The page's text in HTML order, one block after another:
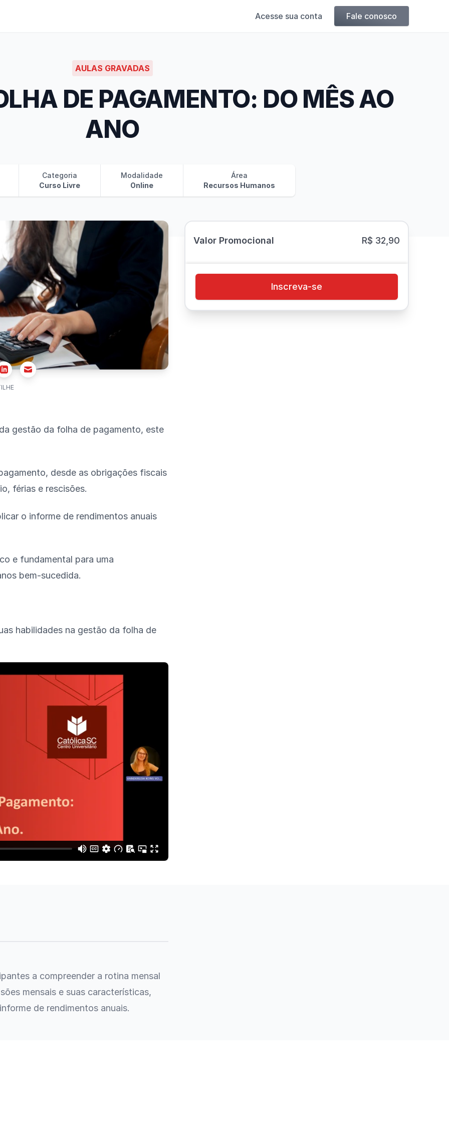
Acesse sua conta Fale conosco
AULAS GRAVADAS
DE PAGAMENTO: DO MÊS AO
ANO
Categoria
Curso Livre
Modalidade
Online
Área
Recursos Humanos
LinkedinEmail
gestão da folha de pagamento, este
desde as obrigações fiscais
férias e rescisões.
o informe de rendimentos anuais
e fundamental para uma
bem-sucedida.
habilidades na gestão da folha de
a compreender a rotina mensal
mensais e suas características,
de rendimentos anuais.
Valor Promocional R$ 32,90
Inscreva-se